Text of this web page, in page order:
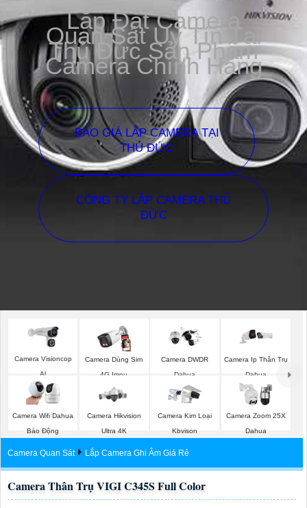
Lắp Đặt Camera
Quan Sát Uy Tín Tại
Thủ Đức Sản Phẩm
Camera Chính Hãng
BÁO GIÁ LẮP CAMERA TẠI
THỦ ĐỨC
CÔNG TY LẮP CAMERA THỦ
ĐỨC
Camera Visioncop
Al
Camera Dùng Sim
4G Imou
Camera DWDR
Dahua
Camera Ip Thân Trụ
Dahua
Camera Wifi Dahua
Báo Động
Camera Hikvision
Ultra 4K
Camera Kim Loại
Kbvison
Camera Zoom 25X
Dahua
Camera Quan Sát Lắp Camera Ghi Âm Giá Rẻ
Camera Thân Trụ VIGI C345S Full Color